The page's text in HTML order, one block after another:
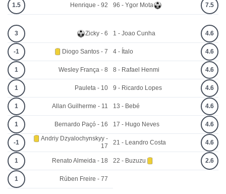
1.5 Henrique - 92 96 - Ygor Mota 7.5
3 Zicky - 6
-1 Diogo Santos - 7
1 Wesley França - 8
1 Pauleta - 10
1 Allan Guilherme - 11
1 Bernardo Paçó - 16
-1
Andriy Dzyalochynskyy -
17
1 Renato Almeida - 18
1 Rúben Freire - 77
1 - Joao Cunha 4.6
4 - Ítalo 4.6
8 - Rafael Henmi 4.6
9 - Ricardo Lopes 4.6
13 - Bebé 4.6
17 - Hugo Neves 4.6
21 - Leandro Costa 4.6
22 - Buzuzu 2.6